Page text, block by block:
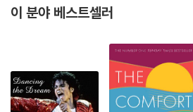
이 분야 베스트셀러